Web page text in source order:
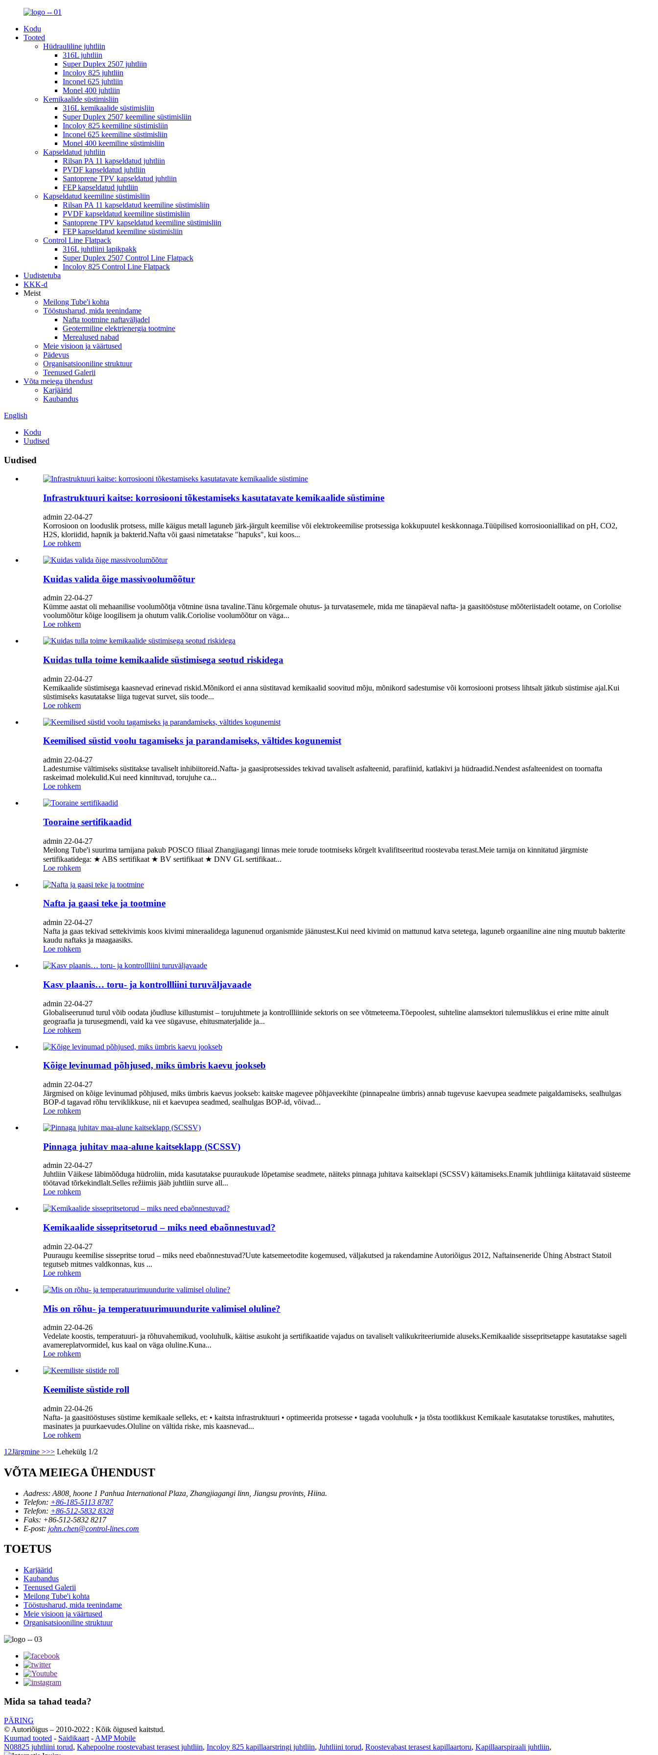
Kodu
Tooted
Hüdrauliline juhtliin
316L juhtliin
Super Duplex 2507 juhtliin
Incoloy 825 juhtliin
Inconel 625 juhtliin
Monel 400 juhtliin
Kemikaalide süstimisliin
316L kemikaalide süstimisliin
Super Duplex 2507 keemiline süstimisliin
Incoloy 825 keemiline süstimisliin
Inconel 625 keemiline süstimisliin
Monel 400 keemiline süstimisliin
Kapseldatud juhtliin
Rilsan PA 11 kapseldatud juhtliin
PVDF kapseldatud juhtliin
Santoprene TPV kapseldatud juhtliin
FEP kapseldatud juhtliin
Kapseldatud keemiline süstimisliin
Rilsan PA 11 kapseldatud keemiline süstimisliin
PVDF kapseldatud keemiline süstimisliin
Santoprene TPV kapseldatud keemiline süstimisliin
FEP kapseldatud keemiline süstimisliin
Control Line Flatpack
316L juhtliini lapikpakk
Super Duplex 2507 Control Line Flatpack
Incoloy 825 Control Line Flatpack
Uudistetuba
KKK-d
Meist
Meilong Tube'i kohta
Tööstusharud, mida teenindame
Nafta tootmine naftaväljadel
Geotermiline elektrienergia tootmine
Merealused nabad
Meie visioon ja väärtused
Pädevus
Organisatsiooniline struktuur
Teenused Galerii
Võta meiega ühendust
Karjäärid
Kaubandus
English
Kodu
Uudised
Uudised
Infrastruktuuri kaitse: korrosiooni tõkestamiseks kasutatavate kemikaalide süstimine
admin 22-04-27
Korrosioon on looduslik protsess, mille käigus metall laguneb järk-järgult keemilise või elektrokeemilise protsessiga kokkupuutel keskkonnaga.Tüüpilised korrosiooniallikad on pH, CO2,
H2S, kloriidid, hapnik ja bakterid.Nafta või gaasi nimetatakse "hapuks", kui koos...
Loe rohkem
Kuidas valida õige massivoolumõõtur
admin 22-04-27
Kümme aastat oli mehaanilise voolumõõtja võtmine üsna tavaline.Tänu kõrgemale ohutus- ja turvatasemele, mida me tänapäeval nafta- ja gaasitööstuse mõõteriistadelt ootame, on Coriolise
voolumõõtur kõige loogilisem ja ohutum valik.Coriolise voolumõõtur on väga...
Loe rohkem
Kuidas tulla toime kemikaalide süstimisega seotud riskidega
admin 22-04-27
Kemikaalide süstimisega kaasnevad erinevad riskid.Mõnikord ei anna süstitavad kemikaalid soovitud mõju, mõnikord sadestumise või korrosiooni protsess lihtsalt jätkub süstimise ajal.Kui
süstimiseks kasutatakse liiga tugevat survet, siis toode...
Loe rohkem
Keemilised süstid voolu tagamiseks ja parandamiseks, vältides kogunemist
admin 22-04-27
Ladestumise vältimiseks süstitakse tavaliselt inhibiitoreid.Nafta- ja gaasiprotsessides tekivad tavaliselt asfalteenid, parafiinid, katlakivi ja hüdraadid.Nendest asfalteenidest on toornafta
raskeimad molekulid.Kui need kinnituvad, torujuhe ca...
Loe rohkem
Tooraine sertifikaadid
admin 22-04-27
Meilong Tube'i suurima tarnijana pakub POSCO filiaal Zhangjiagangi linnas meie torude tootmiseks kõrgelt kvalifitseeritud roostevaba terast.Meie tarnija on kinnitatud järgmiste
sertifikaatidega: ★ ABS sertifikaat ★ BV sertifikaat ★ DNV GL sertifikaat...
Loe rohkem
Nafta ja gaasi teke ja tootmine
admin 22-04-27
Nafta ja gaas tekivad settekivimis koos kivimi mineraalidega lagunenud organismide jäänustest.Kui need kivimid on mattunud katva setetega, laguneb orgaaniline aine ning muutub bakterite
kaudu naftaks ja maagaasiks.
Loe rohkem
Kasv plaanis… toru- ja kontrollliini turuväljavaade
admin 22-04-27
Globaliseerunud turul võib oodata jõudluse killustumist – torujuhtmete ja kontrollliinide sektoris on see võtmeteema.Tõepoolest, suhteline alamsektori tulemuslikkus ei erine mitte ainult
geograafia ja turusegmendi, vaid ka vee sügavuse, ehitusmaterjalide ja...
Loe rohkem
Kõige levinumad põhjused, miks ümbris kaevu jookseb
admin 22-04-27
Järgmised on kõige levinumad põhjused, miks ümbris kaevus jookseb: kaitske magevee põhjaveekihte (pinnapealne ümbris) annab tugevuse kaevupea seadmete paigaldamiseks, sealhulgas
BOP-d tagavad rõhu terviklikkuse, nii et kaevupea seadmed, sealhulgas BOP-id, võivad...
Loe rohkem
Pinnaga juhitav maa-alune kaitseklapp (SCSSV)
admin 22-04-27
Juhtliin Väikese läbimõõduga hüdroliin, mida kasutatakse puuraukude lõpetamise seadmete, näiteks pinnaga juhitava kaitseklapi (SCSSV) käitamiseks.Enamik juhtliiniga käitatavaid süsteeme
töötavad tõrkekindlalt.Selles režiimis jääb juhtliin surve all...
Loe rohkem
Kemikaalide sissepritsetorud – miks need ebaõnnestuvad?
admin 22-04-27
Puuraugu keemilise sissepritse torud – miks need ebaõnnestuvad?Uute katsemeetodite kogemused, väljakutsed ja rakendamine Autoriõigus 2012, Naftainseneride Ühing Abstract Statoil
tegutseb mitmes valdkonnas, kus ...
Loe rohkem
Mis on rõhu- ja temperatuurimuundurite valimisel oluline?
admin 22-04-26
Vedelate koostis, temperatuuri- ja rõhuvahemikud, vooluhulk, käitise asukoht ja sertifikaatide vajadus on tavaliselt valikukriteeriumide aluseks.Kemikaalide sissepritsetappe kasutatakse sageli
avamereplatvormidel, kus kaal on väga oluline.Kuna...
Loe rohkem
Keemiliste süstide roll
admin 22-04-26
Nafta- ja gaasitööstuses süstime kemikaale selleks, et: • kaitsta infrastruktuuri • optimeerida protsesse • ​​tagada vooluhulk • ja tõsta tootlikkust Kemikaale kasutatakse torustikes, mahutites,
masinates ja puurkaevudes.Oluline on vältida riske, mis kaasnevad...
Loe rohkem
1 2Järgmine >>> Lehekülg 1/2
VÕTA MEIEGA ÜHENDUST
Aadress: A808, hoone 1 Panhua International Plaza, Zhangjiagangi linn, Jiangsu provints, Hiina.
Telefon: +86-185-5113 8787
Telefon: +86-512-5832 8328
Faks: +86-512-5832 8217
E-post: john.chen@control-lines.com
TOETUS
Karjäärid
Kaubandus
Teenused Galerii
Meilong Tube'i kohta
Tööstusharud, mida teenindame
Meie visioon ja väärtused
Organisatsiooniline struktuur
Mida sa tahad teada?
PÄRING
© Autoriõigus – 2010-2022 : Kõik õigused kaitstud.
Kuumad tooted - Saidikaart - AMP Mobile
N08825 juhtliini torud, Kahepoolne roostevabast terasest juhtliin, Incoloy 825 kapillaarstringi juhtliin, Juhtliini torud, Roostevabast terasest kapillaartoru, Kapillaarspiraali juhtliin,